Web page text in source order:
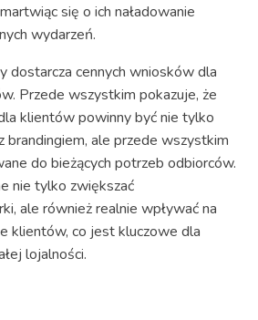
się o ich naładowanie
wydarzeń.
dostarcza cennych wniosków dla
Przede wszystkim pokazuje, że
klientów powinny być nie tylko
brandingiem, ale przede wszystkim
do bieżących potrzeb odbiorców.
nie tylko zwiększać
ale również realnie wpływać na
klientów, co jest kluczowe dla
lojalności.